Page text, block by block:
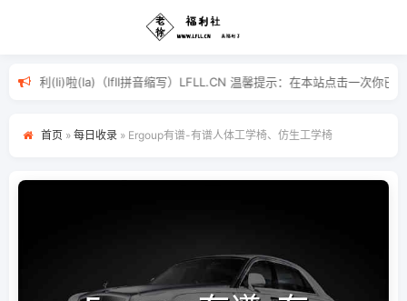
(fu)利(li)啦(la)（lfll拼音缩写）LFLL.CN 温馨提示：在本站点击一次你已经
首页 » 每日收录 » Ergoup有谱-有谱人体工学椅、仿生工学椅